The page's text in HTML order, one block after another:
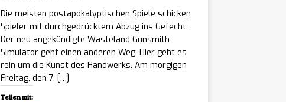
Die meisten postapokalyptischen Spiele schicken
Spieler mit durchgedrücktem Abzug ins Gefecht.
Der neu angekündigte Wasteland Gunsmith
Simulator geht einen anderen Weg: Hier geht es
rein um die Kunst des Handwerks. Am morgigen
Freitag, den 7. […]
Teilen mit: